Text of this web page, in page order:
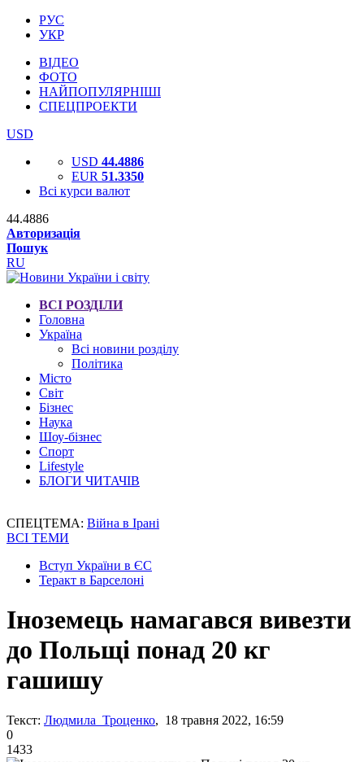
РУС
УКР
ВІДЕО
ФОТО
НАЙПОПУЛЯРНІШІ
СПЕЦПРОЕКТИ
USD
USD 44.4886
EUR 51.3350
Всі курси валют
44.4886
Авторизація
Пошук
RU
ВСІ РОЗДІЛИ
Головна
Україна
Всі новини розділу
Політика
Місто
Світ
Бізнес
Наука
Шоу-бізнес
Спорт
Lifestyle
БЛОГИ ЧИТАЧІВ
СПЕЦТЕМА: Війна в Ірані
ВСІ ТЕМИ
Вступ України в ЄС
Теракт в Барселоні
Іноземець намагався вивезти
до Польщі понад 20 кг
гашишу
Текст: Людмила Троценко, 18 травня 2022, 16:59
0
1433